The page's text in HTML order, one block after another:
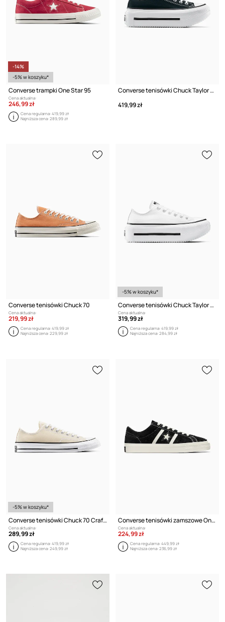
-14%
-5% w koszyku*
Converse trampki One Star 95
Cena aktualna:
246,99 zł
Cena regularna:419,99 zł
Najniższa cena:289,99 zł
Converse tenisówki Chuck Taylor All Star Lift Double Stack
419,99 zł
Converse tenisówki Chuck 70
Cena aktualna:
219,99 zł
Cena regularna:419,99 zł
Najniższa cena:229,99 zł
-5% w koszyku*
Converse tenisówki Chuck Taylor All Star Lift Double Stack
Cena aktualna:
319,99 zł
Cena regularna:419,99 zł
Najniższa cena:284,99 zł
-5% w koszyku*
Converse tenisówki Chuck 70 Crafted Stitch
Cena aktualna:
289,99 zł
Cena regularna:419,99 zł
Najniższa cena:249,99 zł
Converse tenisówki zamszowe One Star Academy PRO
Cena aktualna:
224,99 zł
Cena regularna:449,99 zł
Najniższa cena:236,99 zł